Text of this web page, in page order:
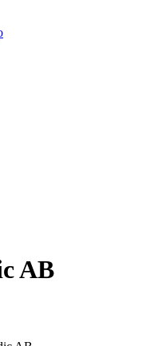
AB